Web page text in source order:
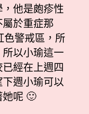
他是皰疹性
於重症那
色警戒區，所
以小瑜這一
經在上週四
週小瑜可以
呢 🙂